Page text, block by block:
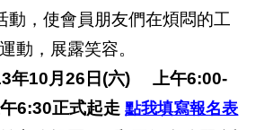
動，使會員朋友們在煩悶的工
動，展露笑容。
年10月26 日 (六) 上午6:00-
6:30正式起走 點我填寫報名表